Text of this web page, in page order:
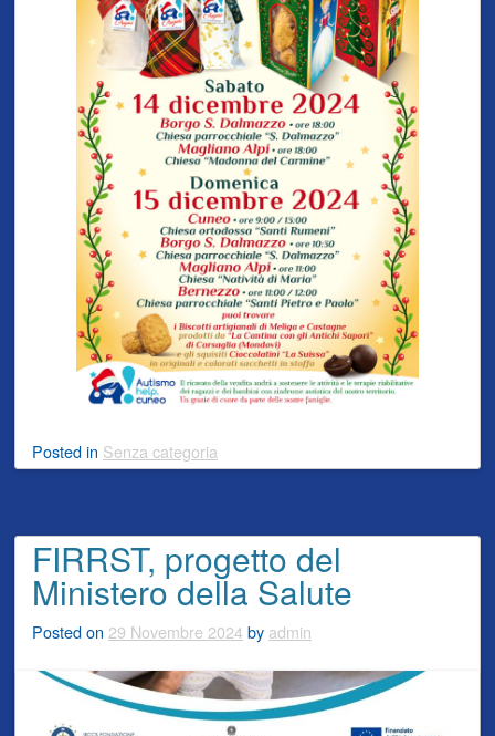
Postedin Senza categoria
FIRRST, progetto del
Ministero della Salute
Posted on 29 Novembre 2024by admin